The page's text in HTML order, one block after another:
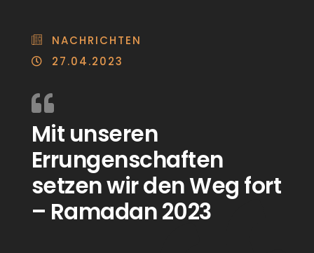
NACHRICHTEN
27.04.2023
Mit unseren
Errungenschaften
setzen wir den Weg fort
– Ramadan 2023